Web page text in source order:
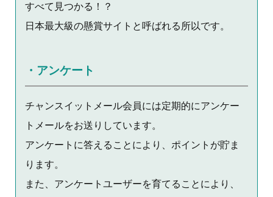
すべて見つかる！？
日本最大級の懸賞サイトと呼ばれる所以です。
・アンケート
チャンスイットメール会員には定期的にアンケー
トメールをお送りしています。
アンケートに答えることにより、ポイントが貯ま
ります。
また、アンケートユーザーを育てることにより、